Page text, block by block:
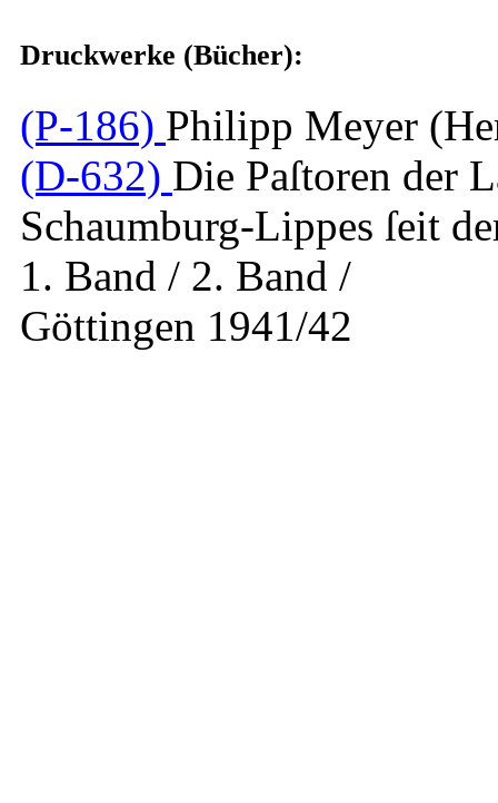
Druckwerke (Bücher):
(P-186) Philipp Meyer
(D-632) Die Paſtoren der
Schaumburg-Lippes ſeit
1. Band / 2. Band /
Göttingen 1941/42